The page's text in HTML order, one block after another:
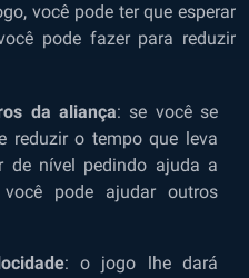
você pode ter que esperar
pode fazer para reduzir
da aliança: se você se
reduzir o tempo que leva
de nível pedindo ajuda a
pode ajudar outros
: o jogo lhe dará